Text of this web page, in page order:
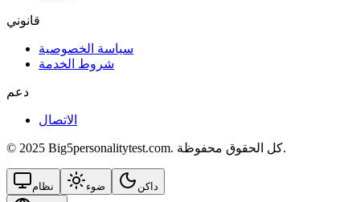
قانوني
سياسة الخصوصية
شروط الخدمة
دعم
الاتصال
© 2025 Big5personalitytest.com. كل الحقوق محفوظة.
نظام ضوء داكن